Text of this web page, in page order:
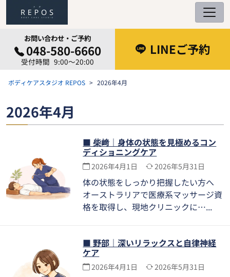
プ
お問い合わせ・ご予約
048-580-6660
9:00～20:00
LINEご予約
ボディケアスタジオ REPOS 2026年4月
2026年4月
■ 柴﨑｜身体の状態を見極めるコン
ディショニングケア
2026年4月1日 2026年5月31日
体の状態をしっかり把握したい方へ
オーストラリアで医療系マッサージ資
格を取得し、現地クリニックに…
■ 野部｜深いリラックスと自律神経
ケア
2026年4月1日 2026年5月31日